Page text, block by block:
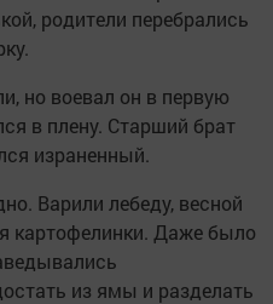
родители перебрались
но воевал он в первую
в плену. Старший брат
израненный.
Варили лебеду, весной
картофелинки. Даже было
из ямы и разделать